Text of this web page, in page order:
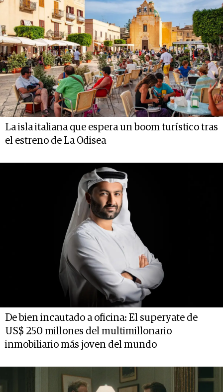
La isla italiana que espera un boom turístico tras
el estreno de La Odisea
De bien incautado a oficina: El superyate de
US$ 250 millones del multimillonario
inmobiliario más joven del mundo